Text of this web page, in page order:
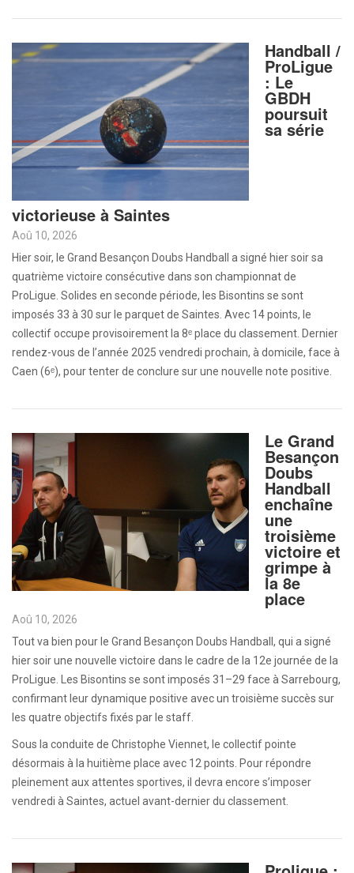
Handball /
ProLigue
: Le
GBDH
poursuit
sa série
victorieuse à Saintes
Aoû 10, 2026
Hier soir, le Grand Besançon Doubs Handball a signé hier soir sa
quatrième victoire consécutive dans son championnat de
ProLigue. Solides en seconde période, les Bisontins se sont
imposés 33 à 30 sur le parquet de Saintes. Avec 14 points, le
collectif occupe provisoirement la 8ᵉ place du classement. Dernier
rendez-vous de l’année 2025 vendredi prochain, à domicile, face à
Caen (6ᵉ), pour tenter de conclure sur une nouvelle note positive.
Le Grand
Besançon
Doubs
Handball
enchaîne
une
troisième
victoire et
grimpe à
la 8e
place
Aoû 10, 2026
Tout va bien pour le Grand Besançon Doubs Handball, qui a signé
hier soir une nouvelle victoire dans le cadre de la 12e journée de la
ProLigue. Les Bisontins se sont imposés 31–29 face à Sarrebourg,
confirmant leur dynamique positive avec un troisième succès sur
les quatre objectifs fixés par le staff.
Sous la conduite de Christophe Viennet, le collectif pointe
désormais à la huitième place avec 12 points. Pour répondre
pleinement aux attentes sportives, il devra encore s’imposer
vendredi à Saintes, actuel avant-dernier du classement.